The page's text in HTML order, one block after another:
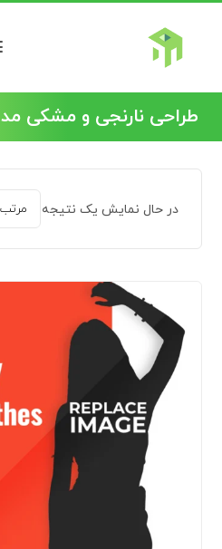
طراحی نارنجی و مشکی مد
در حال نمایش یک نتیجه